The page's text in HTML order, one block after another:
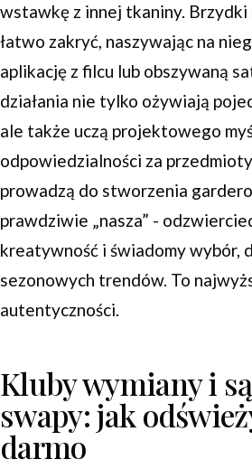
wstawkę z innej tkaniny.
łatwo zakryć, naszywając na
aplikację z filcu lub obszywaną
działania nie tylko ożywiają
ale także uczą projektowego
odpowiedzialności za
prowadzą do stworzenia
prawdziwie „nasza” -
kreatywność i świadomy wybór,
sezonowych trendów. To
autentyczności.
Kluby wymiany i
swapy: jak
darmo